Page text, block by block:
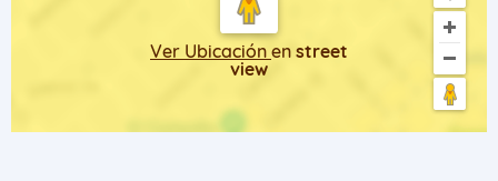
Ver Ubicación en street
view